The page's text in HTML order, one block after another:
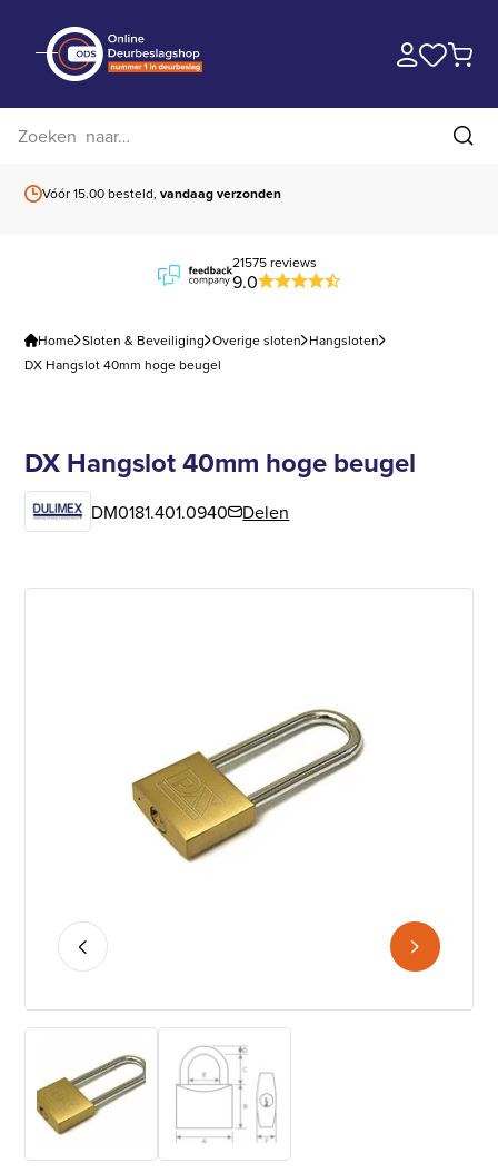
Vóór 15.00 besteld,vandaag verzonden
21575 reviews
9.0
Home Sloten & Beveiliging Overige sloten Hangsloten
DX Hangslot 40mm hoge beugel
DX Hangslot 40mm hoge beugel
DM0181.401.0940 Delen